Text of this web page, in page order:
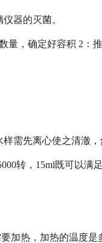
器的灭菌。
量，确定好容积 2：
需先离心使之清澈，
转，15ml既可以满足
加热，加热的温度